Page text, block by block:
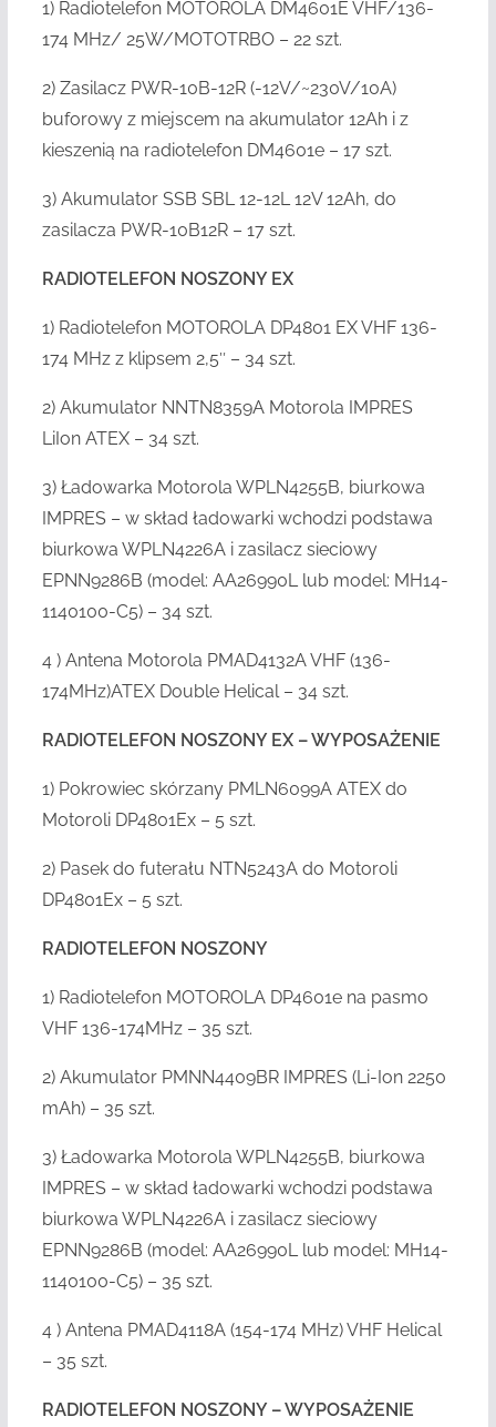
1) Radiotelefon MOTOROLA DM4601E VHF/136-
174 MHz/ 25W/MOTOTRBO – 22 szt.
2) Zasilacz PWR-10B-12R (-12V/~230V/10A)
buforowy z miejscem na akumulator 12Ah i z
kieszenią na radiotelefon DM4601e – 17 szt.
3) Akumulator SSB SBL 12-12L 12V 12Ah, do
zasilacza PWR-10B12R – 17 szt.
RADIOTELEFON NOSZONY EX
1) Radiotelefon MOTOROLA DP4801 EX VHF 136-
174 MHz z klipsem 2,5″ – 34 szt.
2) Akumulator NNTN8359A Motorola IMPRES
LiIon ATEX – 34 szt.
3) Ładowarka Motorola WPLN4255B, biurkowa
IMPRES – w skład ładowarki wchodzi podstawa
biurkowa WPLN4226A i zasilacz sieciowy
EPNN9286B (model: AA26990L lub model: MH14-
1140100-C5) – 34 szt.
4 ) Antena Motorola PMAD4132A VHF (136-
174MHz)ATEX Double Helical – 34 szt.
RADIOTELEFON NOSZONY EX – WYPOSAŻENIE
1) Pokrowiec skórzany PMLN6099A ATEX do
Motoroli DP4801Ex – 5 szt.
2) Pasek do futerału NTN5243A do Motoroli
DP4801Ex – 5 szt.
RADIOTELEFON NOSZONY
1) Radiotelefon MOTOROLA DP4601e na pasmo
VHF 136-174MHz – 35 szt.
2) Akumulator PMNN4409BR IMPRES (Li-Ion 2250
mAh) – 35 szt.
3) Ładowarka Motorola WPLN4255B, biurkowa
IMPRES – w skład ładowarki wchodzi podstawa
biurkowa WPLN4226A i zasilacz sieciowy
EPNN9286B (model: AA26990L lub model: MH14-
1140100-C5) – 35 szt.
4 ) Antena PMAD4118A (154-174 MHz) VHF Helical
– 35 szt.
RADIOTELEFON NOSZONY – WYPOSAŻENIE